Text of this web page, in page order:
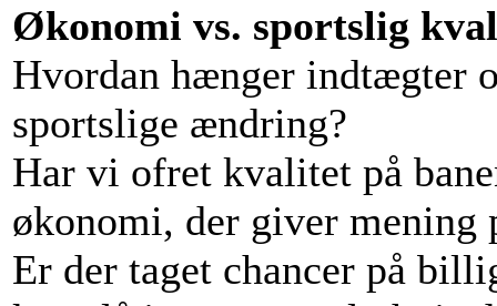
Økonomi vs. sportslig
Hvordan hænger indtægter
sportslige ændring?
Har vi ofret kvalitet på
økonomi, der giver mening
Er der taget chancer på